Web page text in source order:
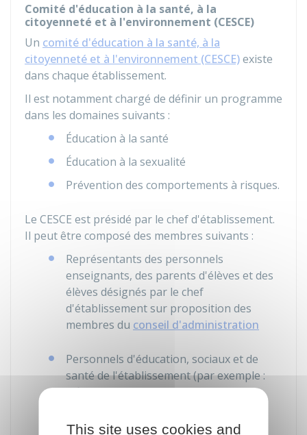
Comité d'éducation à la santé, à la
citoyenneté et à l'environnement (CESCE)
Un comité d'éducation à la santé, à la
citoyenneté et à l'environnement (CESCE)existe
dans chaque établissement.
Il est notamment chargé de définir un programme
dans les domaines suivants :
Éducation à la santé
Éducation à la sexualité
Prévention des comportements à risques.
Le CESCE est présidé par le chef d'établissement.
Il peut être composé des membres suivants :
Représentants des personnels
enseignants, des parents d'élèves et des
élèves désignés par le chef
d'établissement sur proposition des
membres du conseil d'administration
Personnels d'éducation, sociaux et de
santé de l'établissement (par exemple :
infirmière scolaire)
Représentants de la commune et de la
This site uses cookies and